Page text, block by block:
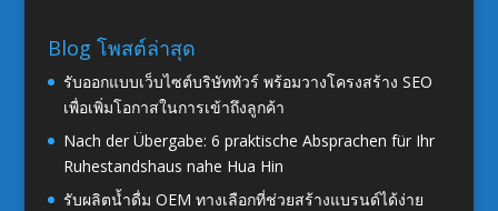
Blog โพสต์ล่าสุด
รับออกแบบเว็บไซต์บริษัททัวร์ พร้อมวางโครงสร้าง SEO
เพื่อเพิ่มโอกาสในการเข้าถึงลูกค้า
Nach der Übergabe: 6 praktische Absprachen für Ihr
Ruhestandshaus nahe Hua Hin
รับผลิตน้ำดื่ม OEM ทางเลือกที่ช่วยสร้างแบรนด์ได้ง่าย